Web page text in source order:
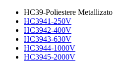
HC39-Poliestere Metallizato
HC3941-250V
HC3942-400V
HC3943-630V
HC3944-1000V
HC3945-2000V